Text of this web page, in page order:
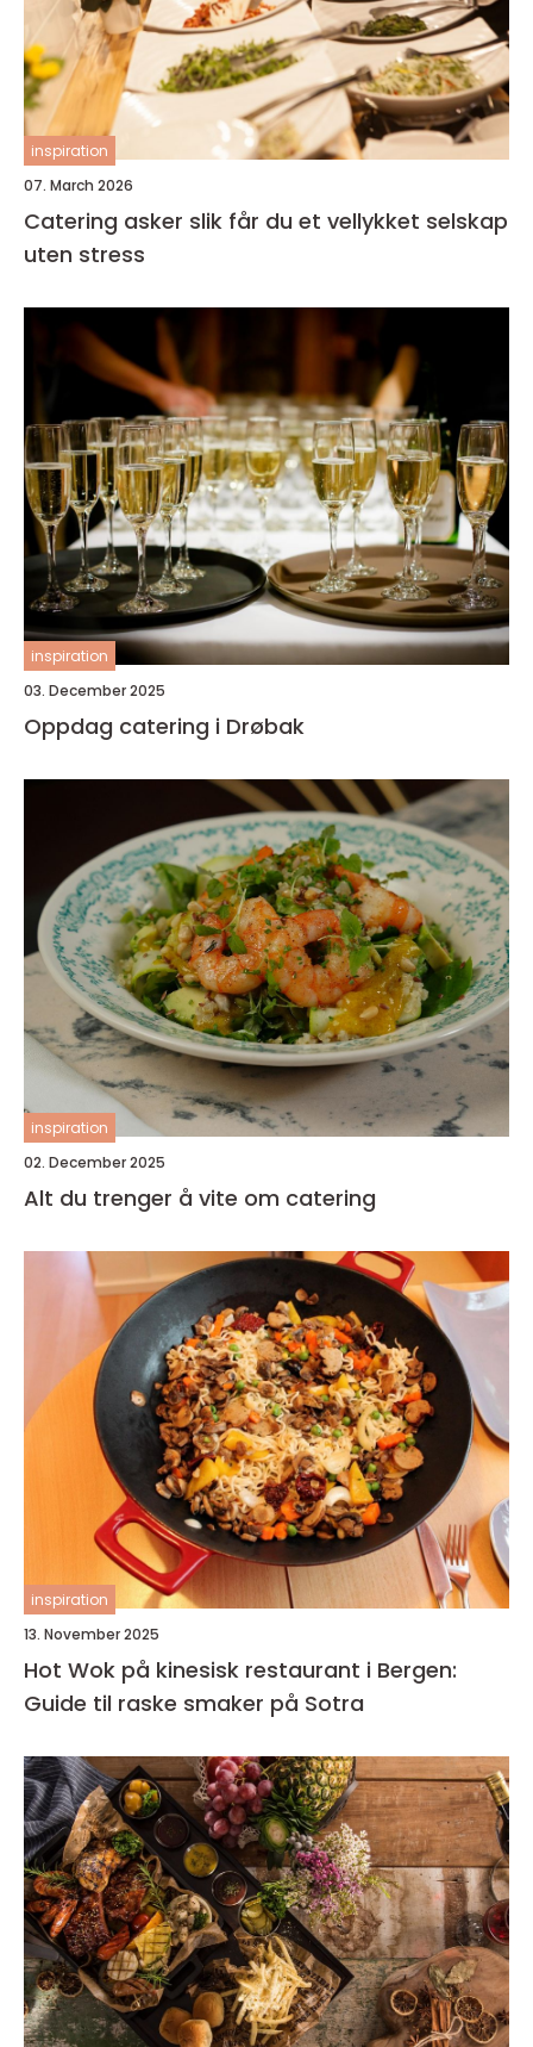
inspiration
07. March 2026
Catering asker slik får du et vellykket selskap
uten stress
inspiration
03. December 2025
Oppdag catering i Drøbak
inspiration
02. December 2025
Alt du trenger å vite om catering
inspiration
13. November 2025
Hot Wok på kinesisk restaurant i Bergen:
Guide til raske smaker på Sotra